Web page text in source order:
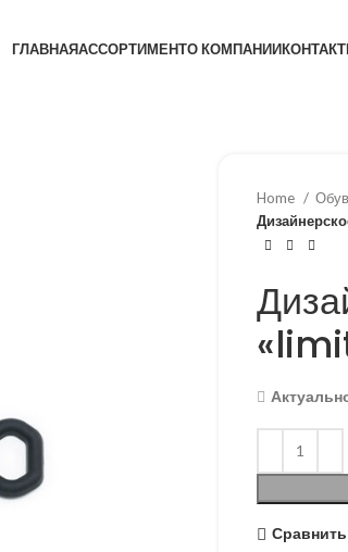
ГЛАВНАЯАССОРТИМЕНТО КОМПАНИИ
Home
Сравнить